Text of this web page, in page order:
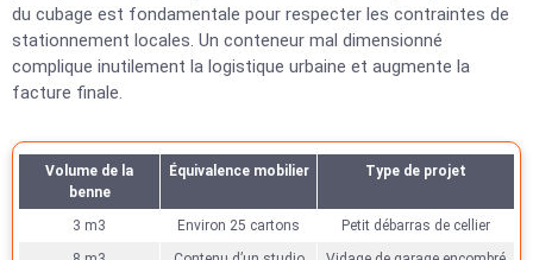
du cubage est fondamentale pour respecter les contraintes de
stationnement locales. Un conteneur mal dimensionné
complique inutilement la logistique urbaine et augmente la
facture finale.
Volume de la
benne
Équivalence mobilier Type de projet
3 m3 Environ 25 cartons
Petit débarras de cellier